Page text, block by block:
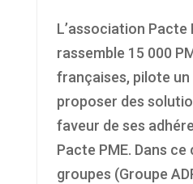
L’association Pacte
rassemble 15 000
françaises, pilote
proposer des
faveur de ses
Pacte PME. Dans
groupes (Groupe